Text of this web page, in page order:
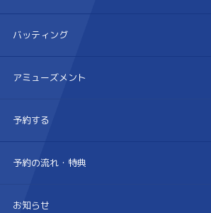
バッティング
アミューズメント
予約する
予約の流れ・特典
お知らせ